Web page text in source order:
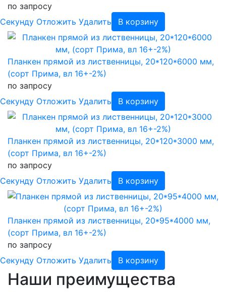
по запросу
Cекунду Отложить Удалить В корзину
Планкен прямой из лиственницы, 20*120*6000 мм,
(сорт Прима, вл 16+-2%)
по запросу
Cекунду Отложить Удалить В корзину
Планкен прямой из лиственницы, 20*120*3000 мм,
(сорт Прима, вл 16+-2%)
по запросу
Cекунду Отложить Удалить В корзину
Планкен прямой из лиственницы, 20*95*4000 мм,
(сорт Прима, вл 16+-2%)
по запросу
Cекунду Отложить Удалить В корзину
Наши преимущества